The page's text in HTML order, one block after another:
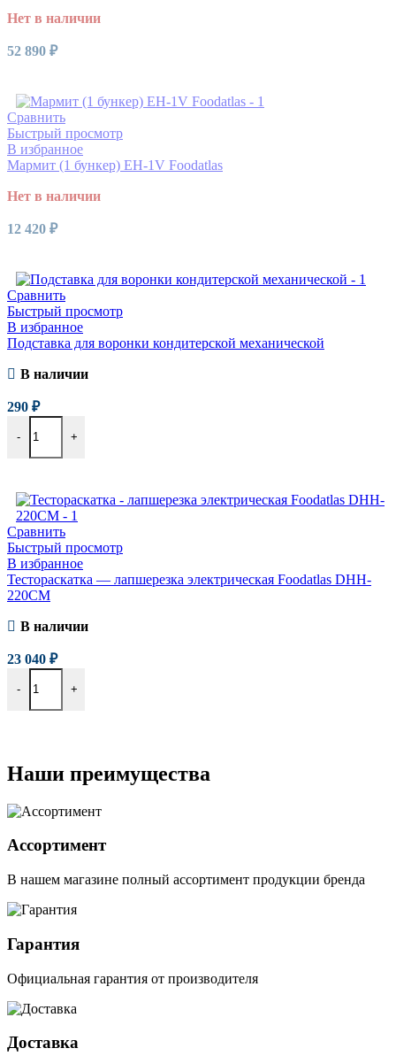
Нет в наличии
52 890 ₽
Сравнить
Быстрый просмотр
В избранное
Мармит (1 бункер) EH-1V Foodatlas
Нет в наличии
12 420 ₽
Сравнить
Быстрый просмотр
В избранное
Подставка для воронки кондитерской механической
В наличии
290 ₽
- +
Сравнить
Быстрый просмотр
В избранное
Тестораскатка — лапшерезка электрическая Foodatlas DHH-
220CM
В наличии
23 040 ₽
- +
Наши преимущества
Ассортимент
В нашем магазине полный ассортимент продукции бренда
Гарантия
Официальная гарантия от производителя
Доставка